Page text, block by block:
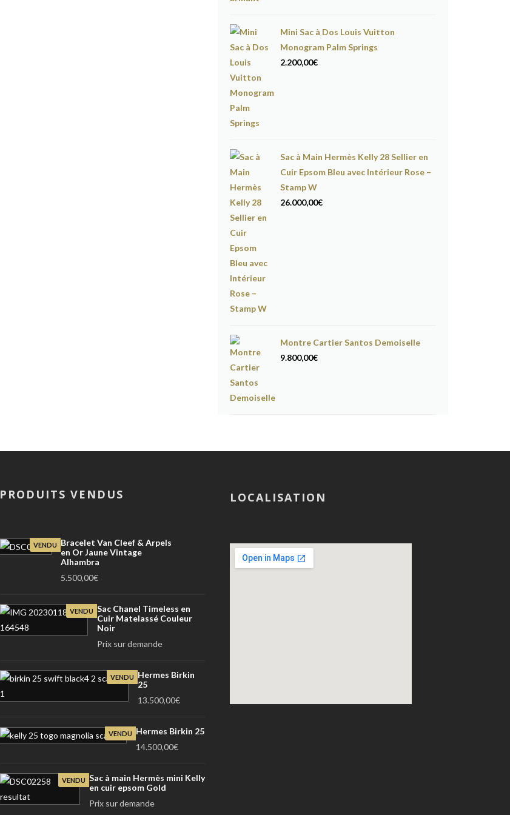
Mini Sac à Dos Louis Vuitton
Monogram Palm Springs
2.200,00€
Sac à Main Hermès Kelly 28 Sellier en
Cuir Epsom Bleu avec Intérieur Rose –
Stamp W
26.000,00€
Montre Cartier Santos Demoiselle
9.800,00€
PRODUITS VENDUS
VENDU
Bracelet Van Cleef & Arpels
en Or Jaune Vintage
Alhambra
5.500,00€
VENDU Sac Chanel Timeless en
Cuir Matelassé Couleur
Noir
Prix sur demande
VENDU
Hermes Birkin
25
13.500,00€
VENDU
Hermes Birkin 25
14.500,00€
VENDU Sac à main Hermès mini Kelly
en cuir epsom Gold
Prix sur demande
LOCALISATION